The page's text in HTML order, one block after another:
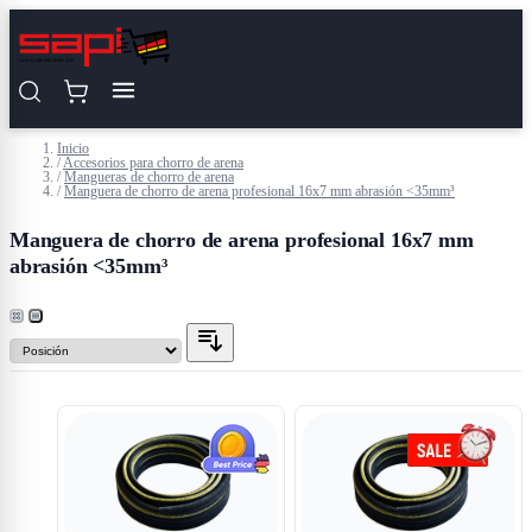
Inicio
/Accesorios para chorro de arena
/ Mangueras de chorro de arena
/ Manguera de chorro de arena profesional 16x7 mm abrasión <35mm³
Manguera de chorro de arena profesional 16x7 mm
abrasión <35mm³